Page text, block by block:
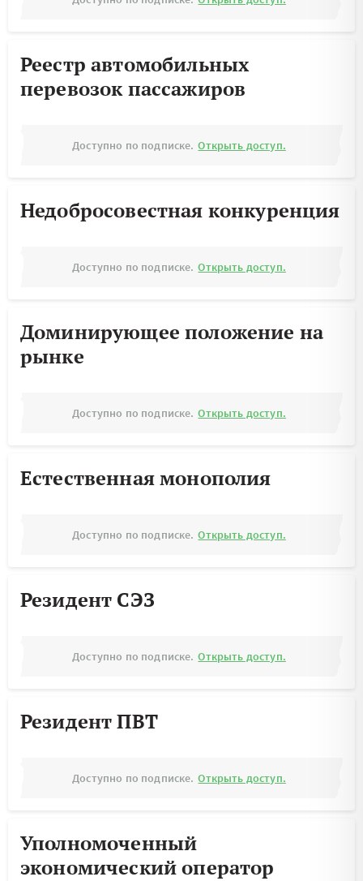
Реестр автомобильных
перевозок пассажиров
Доступно по подписке. Открыть доступ.
Недобросовестная конкуренция
Доступно по подписке. Открыть доступ.
Доминирующее положение на
рынке
Доступно по подписке. Открыть доступ.
Естественная монополия
Доступно по подписке. Открыть доступ.
Резидент СЭЗ
Доступно по подписке. Открыть доступ.
Резидент ПВТ
Доступно по подписке. Открыть доступ.
Уполномоченный
экономический оператор